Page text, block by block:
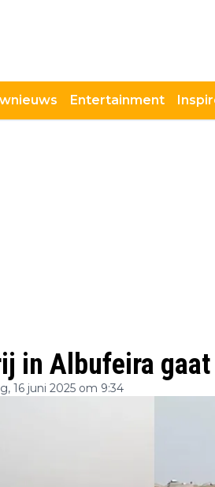
Entertainment
in Albufeira gaat
16 juni 2025 om 9:34